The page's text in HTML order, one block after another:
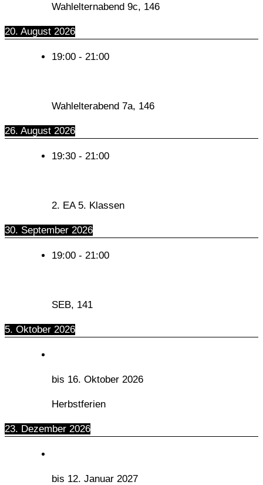
Wahlelternabend 9c, 146
20. August 2026
19:00 - 21:00
Wahlelterabend 7a, 146
26. August 2026
19:30 - 21:00
2. EA 5. Klassen
30. September 2026
19:00 - 21:00
SEB, 141
5. Oktober 2026
bis 16. Oktober 2026
Herbstferien
23. Dezember 2026
bis 12. Januar 2027